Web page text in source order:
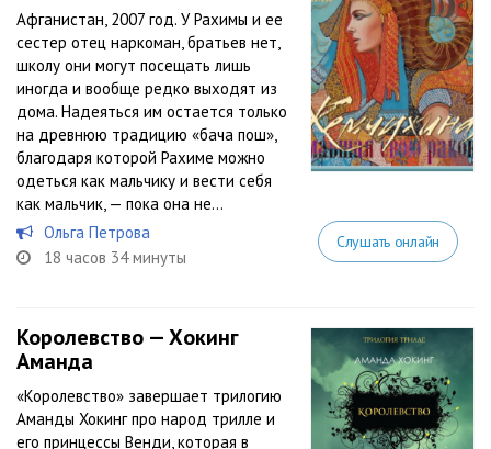
Афганистан, 2007 год. У Рахимы и ее
сестер отец наркоман, братьев нет,
школу они могут посещать лишь
иногда и вообще редко выходят из
дома. Надеяться им остается только
на древнюю традицию «бача пош»,
благодаря которой Рахиме можно
одеться как мальчику и вести себя
как мальчик, — пока она не...
Ольга Петрова
18 часов 34 минуты
Слушать онлайн
Королевство — Хокинг
Аманда
«Королевство» завершает трилогию
Аманды Хокинг про народ трилле и
его принцессы Венди, которая в